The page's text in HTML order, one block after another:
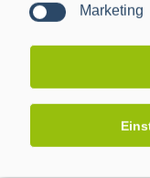
Marketing
Auf dem Weg zur
EVENTS